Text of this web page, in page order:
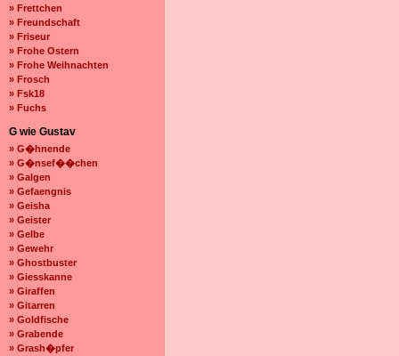
» Frettchen
» Freundschaft
» Friseur
» Frohe Ostern
» Frohe Weihnachten
» Frosch
» Fsk18
» Fuchs
G wie Gustav
» G�hnende
» G�nsef��chen
» Galgen
» Gefaengnis
» Geisha
» Geister
» Gelbe
» Gewehr
» Ghostbuster
» Giesskanne
» Giraffen
» Gitarren
» Goldfische
» Grabende
» Grash�pfer